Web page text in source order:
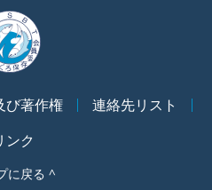
び著作権
連絡先リスト
ンク
に戻る ^